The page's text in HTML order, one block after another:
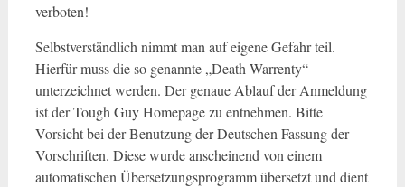
verboten!
Selbstverständlich nimmt man auf eigene Gefahr teil.
Hierfür muss die so genannte „Death Warrenty“
unterzeichnet werden. Der genaue Ablauf der Anmeldung
ist der Tough Guy Homepage zu entnehmen. Bitte
Vorsicht bei der Benutzung der Deutschen Fassung der
Vorschriften. Diese wurde anscheinend von einem
automatischen Übersetzungsprogramm übersetzt und dient